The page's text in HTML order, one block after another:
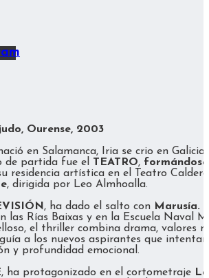
Ourense, 2003
en Salamanca, Iria se crio en
de partida fue el TEATRO,
residencia artística en el Teatro
, dirigida por Leo Almhoalla.
, ha dado el salto con Marusía.
las Rías Baixas y en la Escuela Naval
el thriller combina drama, valores
a los nuevos aspirantes que
y profundidad emocional.
, ha protagonizado en el cortometraje